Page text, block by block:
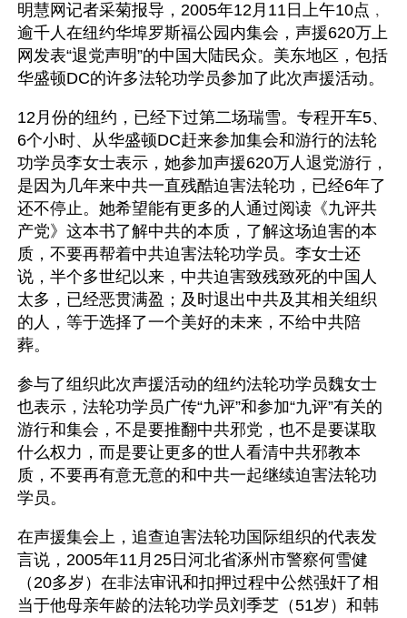
明慧网记者采菊报导，2005年12月11日上午10点﹐
逾千人在纽约华埠罗斯福公园内集会，声援620万上
网发表“退党声明”的中国大陆民众。美东地区，包括
华盛顿DC的许多法轮功学员参加了此次声援活动。
12月份的纽约，已经下过第二场瑞雪。专程开车5、
6个小时、从华盛顿DC赶来参加集会和游行的法轮
功学员李女士表示，她参加声援620万人退党游行，
是因为几年来中共一直残酷迫害法轮功，已经6年了
还不停止。她希望能有更多的人通过阅读《九评共
产党》这本书了解中共的本质，了解这场迫害的本
质，不要再帮着中共迫害法轮功学员。李女士还
说，半个多世纪以来，中共迫害致残致死的中国人
太多，已经恶贯满盈；及时退出中共及其相关组织
的人，等于选择了一个美好的未来，不给中共陪
葬。
参与了组织此次声援活动的纽约法轮功学员魏女士
也表示，法轮功学员广传“九评”和参加“九评”有关的
游行和集会，不是要推翻中共邪党，也不是要谋取
什么权力，而是要让更多的世人看清中共邪教本
质，不要再有意无意的和中共一起继续迫害法轮功
学员。
在声援集会上，追查迫害法轮功国际组织的代表发
言说，2005年11月25日河北省涿州市警察何雪健
（20多岁）在非法审讯和扣押过程中公然强奸了相
当于他母亲年龄的法轮功学员刘季芝（51岁）和韩